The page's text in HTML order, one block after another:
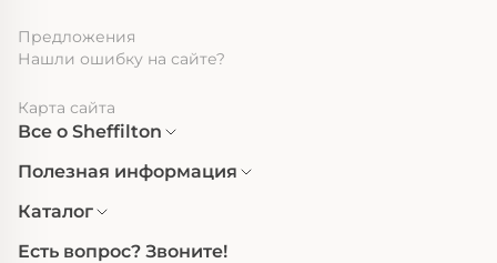
Предложения
Нашли ошибку на сайте?
Карта сайта
Все о Sheffilton
Полезная информация
Каталог
Есть вопрос? Звоните!